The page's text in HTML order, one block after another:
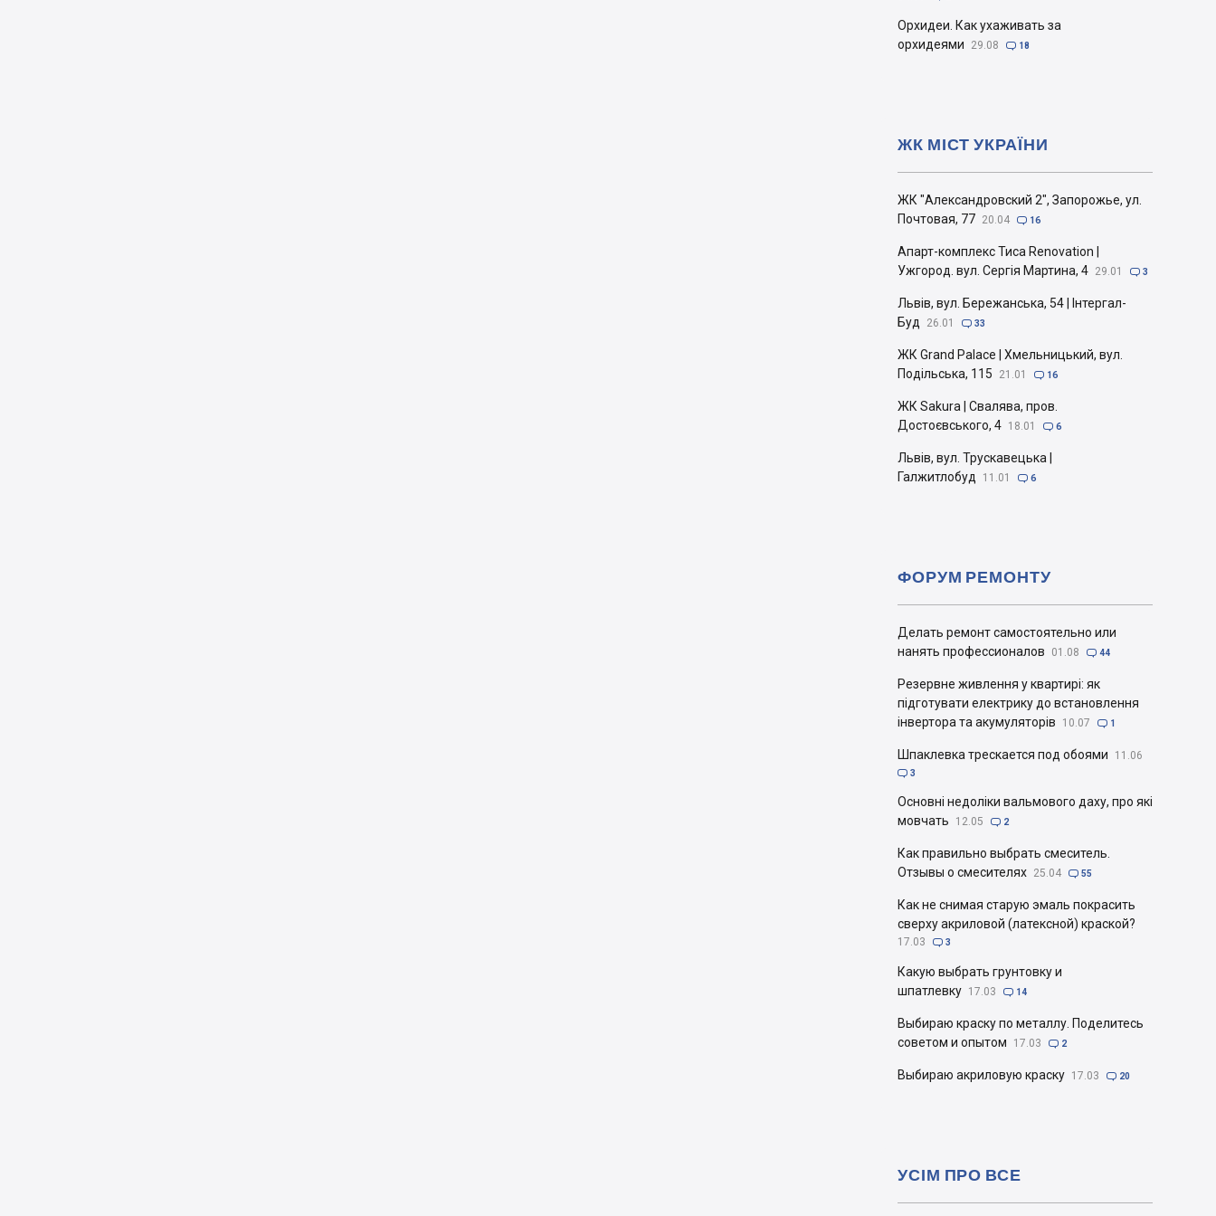
Орхидеи. Как ухаживать за
орхидеями
29.08  18
ЖК "Александровский 2", Запорожье, ул.
Почтовая, 77 20.04  16
Апарт-комплекс Тиса Renovation |
Ужгород. вул. Сергія Мартина, 4 29.01  3
Львів, вул. Бережанська, 54 | Інтергал-
Буд
26.01  33
ЖК Grand Palace | Хмельницький, вул.
Подільська, 115
21.01  16
ЖК Sakura | Свалява, пров.
Достоєвського, 4 18.01  6
Львів, вул. Трускавецька |
Галжитлобуд
11.01  6
ЖК МІСТ УКРАЇНИ
Делать ремонт самостоятельно или
нанять профессионалов
01.08  44
Резервне живлення у квартирі: як
підготувати електрику до встановлення
інвертора та акумуляторів
10.07  1
Шпаклевка трескается под обоями 11.06
 3
Основні недоліки вальмового даху, про які
мовчать
12.05  2
Как правильно выбрать смеситель.
Отзывы о смесителях 25.04  55
Как не снимая старую эмаль покрасить
сверху акриловой (латексной) краской?
17.03  3
Какую выбрать грунтовку и
шпатлевку 17.03  14
Выбираю краску по металлу. Поделитесь
советом и опытом
17.03  2
Выбираю акриловую краску 17.03  20
ФОРУМ РЕМОНТУ
УСІМ ПРО ВСЕ